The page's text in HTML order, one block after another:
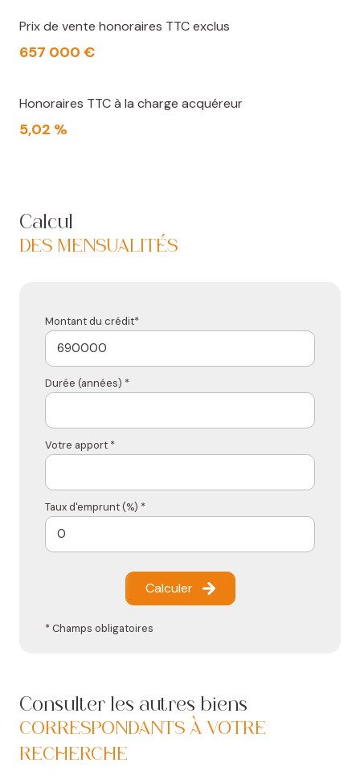
Les informations sur les risques auxquels ce bien est
exposé sont disponibles sur le site Géorisques :
Prix de vente honoraires TTC exclus
657 000 €
Honoraires TTC à la charge acquéreur
5,02 %
Calcul
DES MENSUALITÉS
Montant du crédit*
Durée (années) *
Votre apport *
Taux d'emprunt (%) *
Calculer
* Champs obligatoires
Consulter les autres biens
CORRESPONDANTS À VOTRE
RECHERCHE